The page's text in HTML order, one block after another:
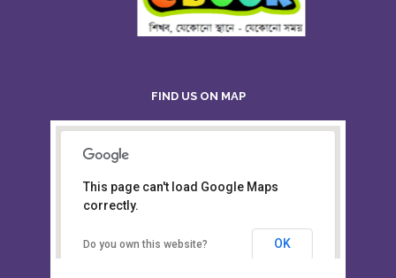
Board of Intermediate &
Secondary Education, Alampur,
Sylhet
This page can't load Google Maps